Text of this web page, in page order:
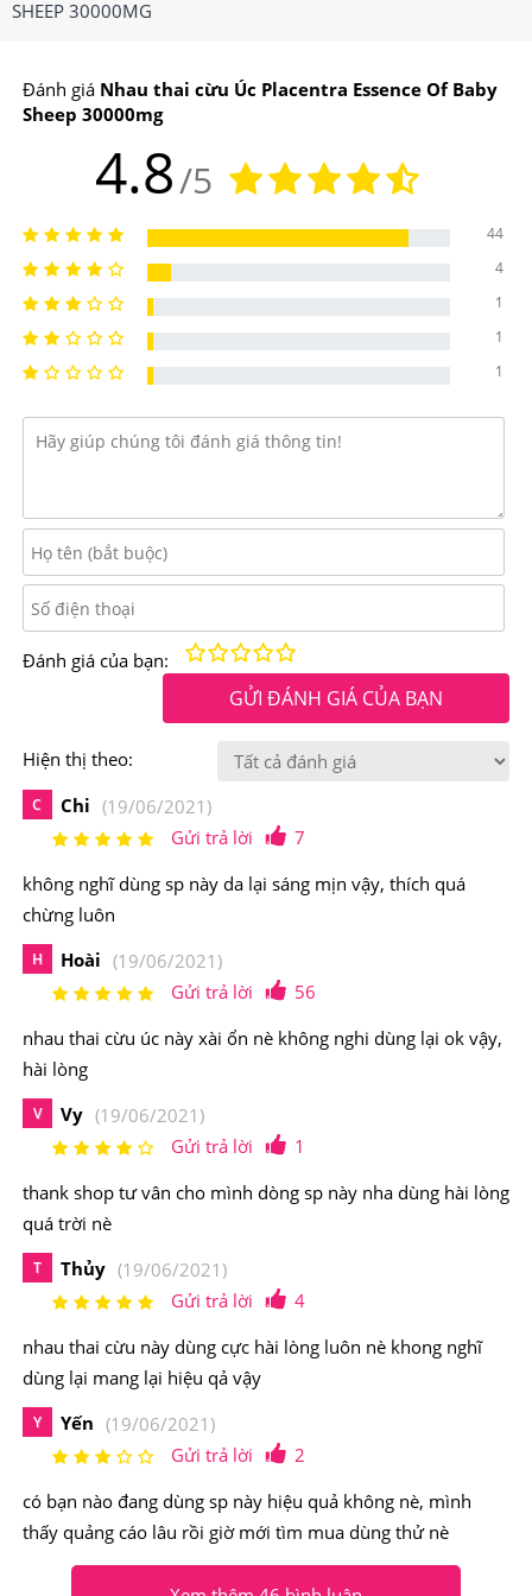
Sheep 30000mg có thành phần như thế nào?
Nhau thai cừu Úc Placentra Essence Of baby sheep
30000mg có chứa các amino acid thiết yếu, melatonin,
các acid nucleotic (RNA và DNA – vốn là vật liệu di
truyền giúp da “nẩy mầm”, SOD (superoxido dimutase),
acid hyaluronic, chất chống oxi hóa , hệ tác nhân miễn
dịch, IAF, các peptid, EGFs (Epidermal growth factors -
tác nhân tăng trưởng biểu bì da), một số tác nhân điều
hòa khác và đặc biệt là SCAFs (yếu tố hoạt hóa tế bào
già).
3. Công dụng của nhau thai cừu Úc Placentra
Essence Of Baby Sheep 30000mg ra sao?
những công dụng chinh sau:
SHEEP 30000MG
Đánh giá Nhau thai cừu Úc Placentra Essence Of Baby
Sheep 30000mg
4.8/5
44
4
1
1
1
Đánh giá của bạn: Tuyệt vời!
Rất tốt
Trung bình
Fair
Kém
GỬI ĐÁNH GIÁ CỦA BẠN
Hiện thị theo:
C Chi (19/06/2021)
Gửi trả lời
7
không nghĩ dùng sp này da lại sáng mịn vậy, thích quá
chừng luôn
H Hoài (19/06/2021)
Gửi trả lời
56
nhau thai cừu úc này xài ổn nè không nghi dùng lại ok vậy,
hài lòng
V Vy (19/06/2021)
Gửi trả lời
1
thank shop tư vân cho mình dòng sp này nha dùng hài lòng
quá trời nè
T Thủy (19/06/2021)
Gửi trả lời
4
nhau thai cừu này dùng cực hài lòng luôn nè khong nghĩ
dùng lại mang lại hiệu qả vậy
Y Yến (19/06/2021)
Gửi trả lời
2
có bạn nào đang dùng sp này hiệu quả không nè, mình
thấy quảng cáo lâu rồi giờ mới tìm mua dùng thử nè